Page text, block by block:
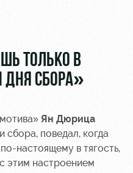
ТОЛЬКО В
ДНЯ СБОРА»
Ян Дюрица
сбора, поведал, когда
настоящему в тягость,
этим настроением